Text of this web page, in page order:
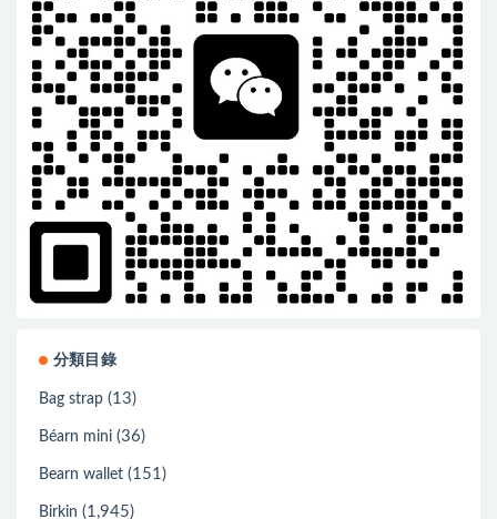
分類目錄
Bag strap (13)
Béarn mini (36)
Bearn wallet (151)
Birkin (1,945)